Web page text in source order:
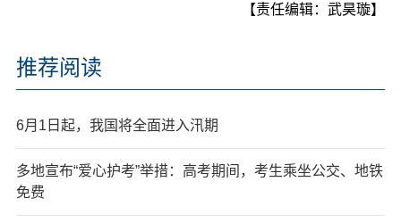
【责任编辑：武昊璇】
推荐阅读
6月1日起，我国将全面进入汛期
多地宣布“爱心护考”举措：高考期间，考生乘坐公交、地铁
免费